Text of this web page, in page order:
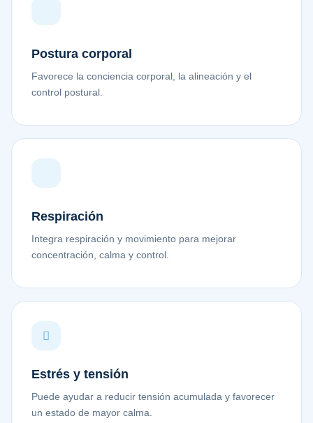
Postura corporal
Favorece la conciencia corporal, la alineación y el
control postural.
Respiración
Integra respiración y movimiento para mejorar
concentración, calma y control.
Estrés y tensión
Puede ayudar a reducir tensión acumulada y favorecer
un estado de mayor calma.